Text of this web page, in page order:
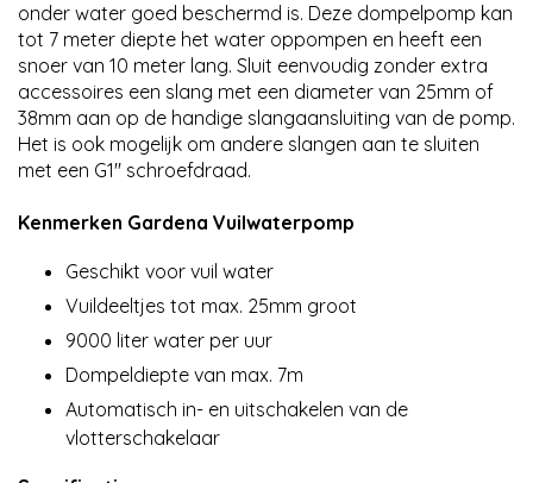
onder water goed beschermd is. Deze dompelpomp kan
tot 7 meter diepte het water oppompen en heeft een
snoer van 10 meter lang. Sluit eenvoudig zonder extra
accessoires een slang met een diameter van 25mm of
38mm aan op de handige slangaansluiting van de pomp.
Het is ook mogelijk om andere slangen aan te sluiten
met een G1'' schroefdraad.
Kenmerken Gardena Vuilwaterpomp
Geschikt voor vuil water
Vuildeeltjes tot max. 25mm groot
9000 liter water per uur
Dompeldiepte van max. 7m
Automatisch in- en uitschakelen van de
vlotterschakelaar